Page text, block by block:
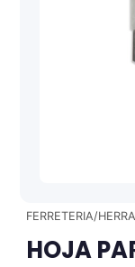
FERRETERIA/
HOJA